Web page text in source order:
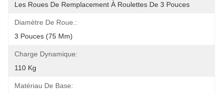
Les Roues De Remplacement À Roulettes De 3 Pouces
Diamètre De Roue.:
3 Pouces (75 Mm)
Charge Dynamique:
110 Kg
Matériau De Base: